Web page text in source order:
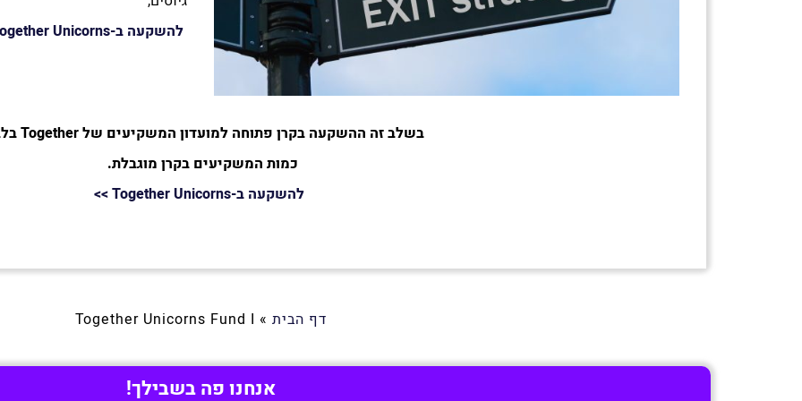
להשקעה ב-Together Unicorns
בשלב זה ההשקעה בקרן פתוחה למועדון המשקיעים של Together בלבד.
כמות המשקיעים בקרן מוגבלת.
להשקעה ב-Together Unicorns
>>
דף הבית »
Together Unicorns Fund I
אנחנו פה בשבילך!